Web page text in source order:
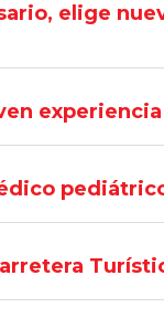
elige